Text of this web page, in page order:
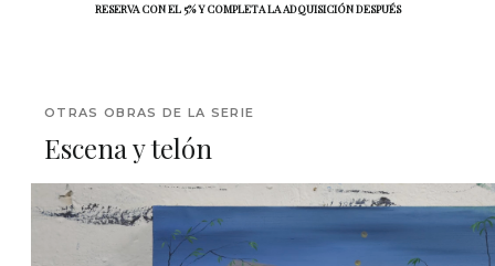
RESERVA CON EL 5% Y COMPLETA LA ADQUISICIÓN DESPUÉS
OTRAS OBRAS DE LA SERIE
Escena y telón